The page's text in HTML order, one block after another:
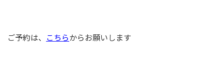
ご予約は、 こちらからお願いします